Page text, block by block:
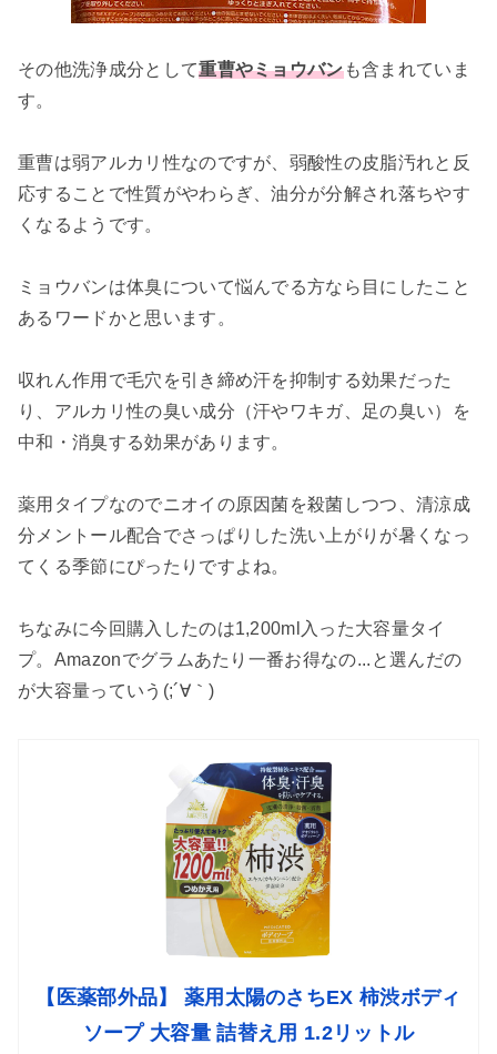
その他洗浄成分として重曹やミョウバンも含まれていま
す。
重曹は弱アルカリ性なのですが、弱酸性の皮脂汚れと反
応することで性質がやわらぎ、油分が分解され落ちやす
くなるようです。
ミョウバンは体臭について悩んでる方なら目にしたこと
あるワードかと思います。
収れん作用で毛穴を引き締め汗を抑制する効果だった
り、アルカリ性の臭い成分（汗やワキガ、足の臭い）を
中和・消臭する効果があります。
薬用タイプなのでニオイの原因菌を殺菌しつつ、清涼成
分メントール配合でさっぱりした洗い上がりが暑くなっ
てくる季節にぴったりですよね。
ちなみに今回購入したのは1,200ml入った大容量タイ
プ。Amazonでグラムあたり一番お得なの...と選んだの
が大容量っていう(;´∀｀)
【医薬部外品】 薬用太陽のさちEX 柿渋ボディ
ソープ 大容量 詰替え用 1.2リットル